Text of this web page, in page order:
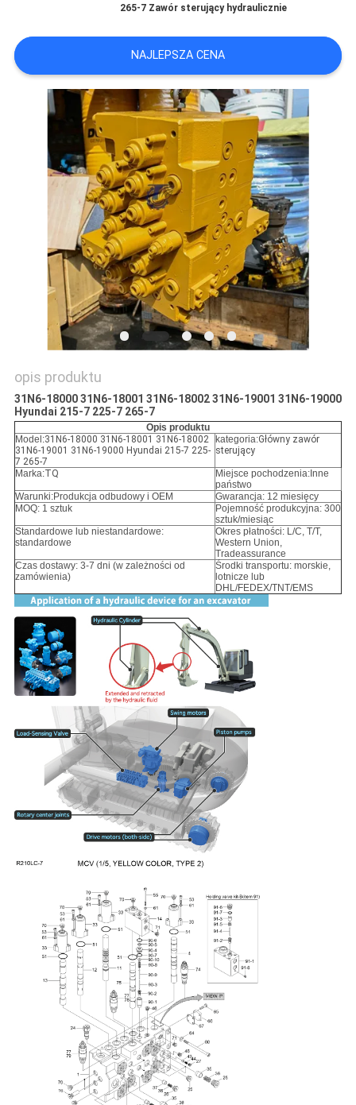
AKTUALNOŚCI
WSZYSTKIE
PRZYPADKI
POPROSIĆ
WYCENĘ
SITEMAP
POLITYKA
PRYWATNOŚCI
265-7 Zawór sterujący hydraulicznie
NAJLEPSZA CENA
opis produktu
31N6-18000 31N6-18001 31N6-18002 31N6-19001 31N6-19000
Hyundai 215-7 225-7 265-7
Opis produktu
Model:31N6-18000 31N6-18001 31N6-18002
31N6-19001 31N6-19000 Hyundai 215-7 225-
7 265-7
kategoria:Główny zawór
sterujący
Marka:TQ
Miejsce pochodzenia:Inne
państwo
Warunki:Produkcja odbudowy i OEM
Gwarancja: 12 miesięcy
MOQ: 1 sztuk
Pojemność produkcyjna: 300
sztuk/miesiąc
Standardowe lub niestandardowe:
standardowe
Okres płatności: L/C, T/T,
Western Union,
Tradeassurance
Czas dostawy: 3-7 dni (w zależności od
zamówienia)
Środki transportu: morskie,
lotnicze lub
DHL/FEDEX/TNT/EMS